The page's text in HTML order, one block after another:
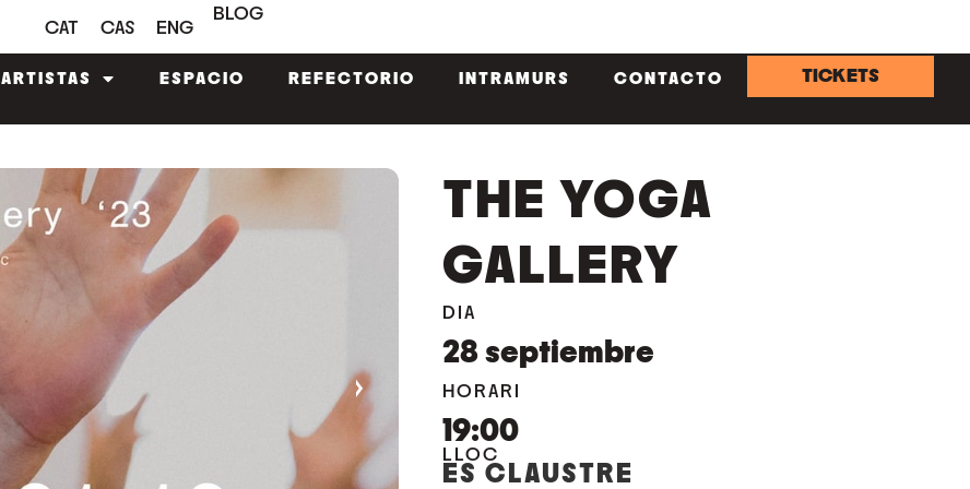
CAT CAS ENG
BLOG
ARTISTAS ESPACIO REFECTORIO INTRAMURS CONTACTO TICKETS
›
THE YOGA
GALLERY
DIA
28 septiembre
HORARI
19:00
LLOC
ES CLAUSTRE